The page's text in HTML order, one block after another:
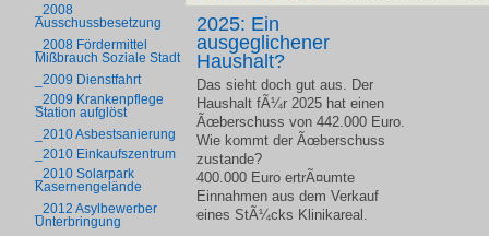
_2008
Ausschussbesetzung
_2008 Fördermittel
Mißbrauch Soziale Stadt
_2009 Dienstfahrt
_2009 Krankenpflege
Station aufglöst
_2010 Asbestsanierung
_2010 Einkaufszentrum
_2010 Solarpark
Kasernengelände
_2012 Asylbewerber
Unterbringung
2025: Ein
ausgeglichener
Haushalt?
Das sieht doch gut aus. Der
Haushalt fÃ¼r 2025 hat einen
Ãœberschuss von 442.000 Euro.
Wie kommt der Ãœberschuss
zustande?
400.000 Euro ertrÃ¤umte
Einnahmen aus dem Verkauf
eines StÃ¼cks Klinikareal.